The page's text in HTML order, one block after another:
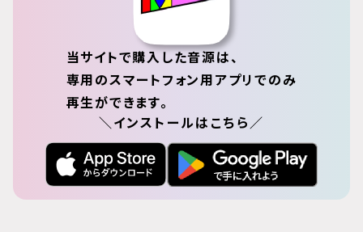
当サイトで購入した音源は、
専用のスマートフォン用アプリでのみ
再生ができます。
＼インストールはこちら／